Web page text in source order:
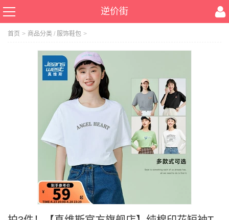
逆价街
首页 > 商品分类 / 服饰鞋包 >